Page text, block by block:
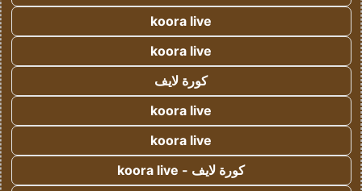
koora live
koora live
كورة لايف
koora live
koora live
كورة لايف - koora live